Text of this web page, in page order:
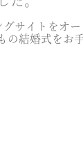
サイトをオ
の結婚式をお